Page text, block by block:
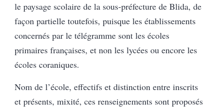
le paysage scolaire de la sous-préfecture de Blida, de
façon partielle toutefois, puisque les établissements
concernés par le télégramme sont les écoles
primaires françaises, et non les lycées ou encore les
écoles coraniques.
Nom de l’école, effectifs et distinction entre inscrits
et présents, mixité, ces renseignements sont proposés